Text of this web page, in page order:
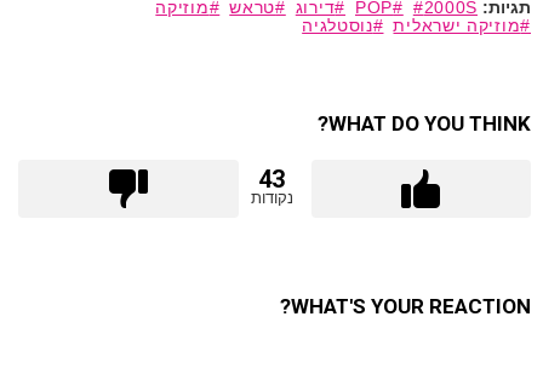
2000S
POP דירוג טראש
מוזיקה
מוזיקה ישראלית
נוסטלגיה
WHAT DO YOU THINK?
43
נקודות
WHAT'S YOUR REACTION?